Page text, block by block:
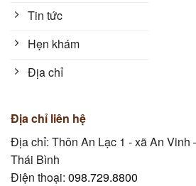
Tin tức
Hẹn khám
Địa chỉ
Địa chỉ liên hệ
Địa chỉ: Thôn An Lạc 1 - xã An Vinh
Thái Bình
Điện thoại: 098.729.8800